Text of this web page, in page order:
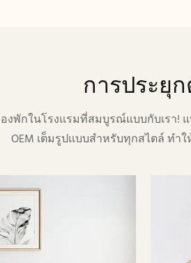
การประยุ
งพักในโรงแรมที่สมบูรณ์แบบกับเรา!
OEM เต็มรูปแบบสำหรับทุกสไตล์ ท